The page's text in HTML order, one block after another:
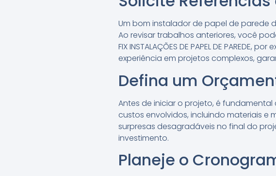
Um bom instalador de papel de parede
Ao revisar trabalhos anteriores, você
FIX INSTALAÇÕES DE PAPEL DE
experiência em projetos complexos,
Defina um
Antes de iniciar o projeto, é
custos envolvidos, incluindo materiais
surpresas desagradáveis no final do
investimento.
Planeje o